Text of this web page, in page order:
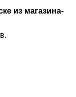
из магазина-